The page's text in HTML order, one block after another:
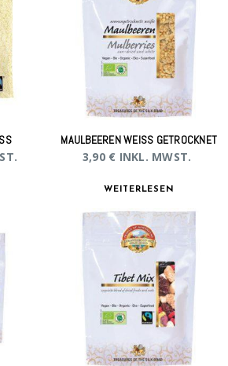
MAULBEEREN WEISS GETROCKNET
3,90 € INKL. MWST.
WEITERLESEN